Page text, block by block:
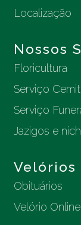
Localização
Nossos
Floricultura
Serviço
Serviço
Jazigos e
Velórios
Obituários
Velório Online